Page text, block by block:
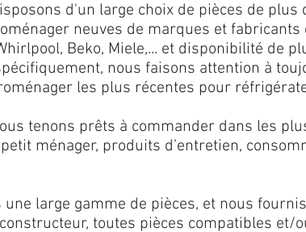
d'un large choix de pièces de
neuves de marques et
Beko, Miele,... et disponibilité de
nous faisons attention à
les plus récentes pour
tenons prêts à commander dans les
ménager, produits d’entretien,
une large gamme de pièces, et nous
toutes pièces compatibles et/